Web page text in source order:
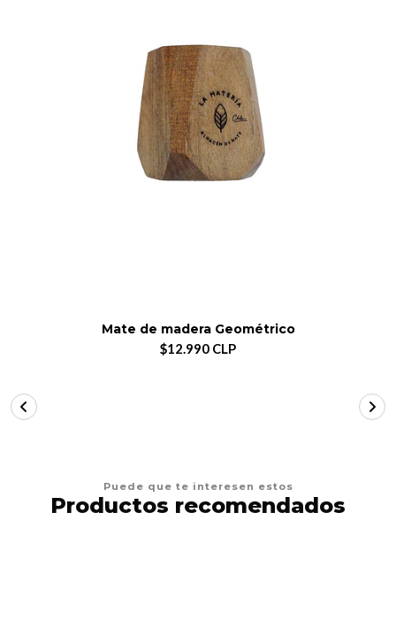
Mate de madera Geométrico
$12.990 CLP
Puede que te interesen estos
Productos recomendados